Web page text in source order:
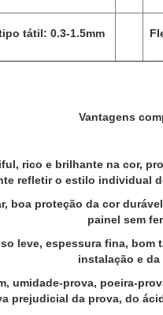
tátil: 0.3-1.5mm
Vantagens
rico e brilhante na cor,
refletir o estilo individual
boa proteção da cor
painel sem
leve, espessura fina,
instalação e da
umidade-prova, poeira-
prejudicial da prova, do